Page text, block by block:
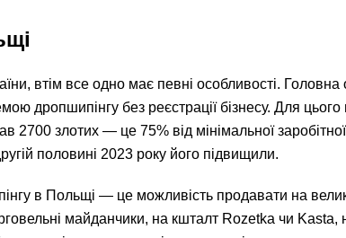
втім все одно має певні особливості. Головна
дропшипінгу без реєстрації бізнесу. Для
2700 злотих — це 75% від мінімальної
половині 2023 року його підвищили.
в Польщі — це можливість продавати на
майданчики, на кшталт Rozetka чи Kasta,